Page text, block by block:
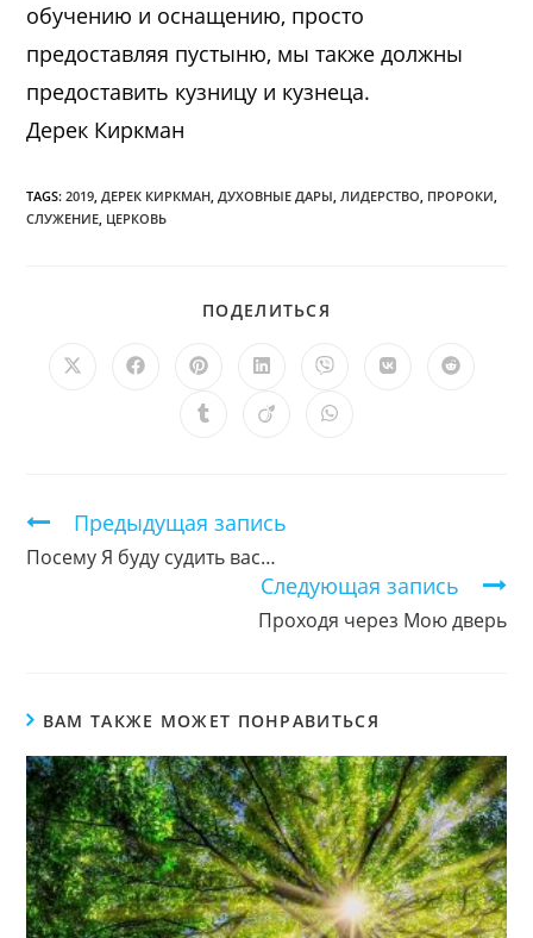
обучению и оснащению, просто
предоставляя пустыню, мы также должны
предоставить кузницу и кузнеца.
Дерек Киркман
TAGS:2019, ДЕРЕК КИРКМАН, ДУХОВНЫЕ ДАРЫ, ЛИДЕРСТВО, ПРОРОКИ,
СЛУЖЕНИЕ, ЦЕРКОВЬ
ПОДЕЛИТЬСЯ
Открывается
Открывается
новом
Открывается
в
новом
Открывается
новом
Открывается
новом
Открывается
Открывается
ОткрываетсяОткрывается
Продолжить
чтение
Предыдущая запись
Посему Я буду судить вас…
Следующая запись
Проходя через Мою дверь
ВАМ ТАКЖЕ МОЖЕТ ПОНРАВИТЬСЯ